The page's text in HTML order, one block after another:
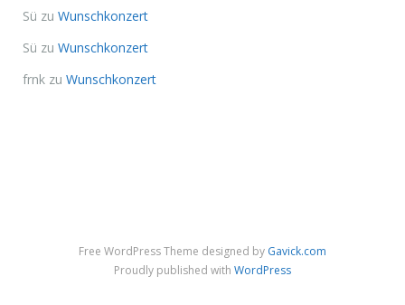
Sü zu Wunschkonzert
Sü zu Wunschkonzert
frnk zu Wunschkonzert
Free WordPress Theme designed by Gavick.com
Proudly published with WordPress